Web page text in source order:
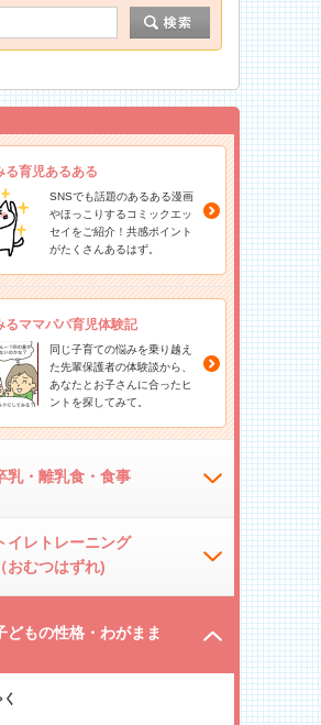
る育児あるある
SNSでも話題のあるある漫画
やほっこりするコミックエッ
セイをご紹介！共感ポイント
がたくさんあるはず。
るママパパ育児体験記
同じ子育ての悩みを乗り越え
た先輩保護者の体験談から、
あなたとお子さんに合ったヒ
ントを探してみて。
乳・離乳食・食事
イレトレーニング
（おむつはずれ)
どもの性格・わがまま